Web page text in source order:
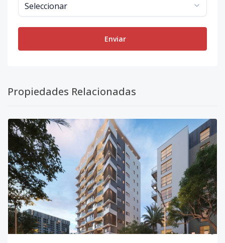
Enviar
Propiedades Relacionadas
0